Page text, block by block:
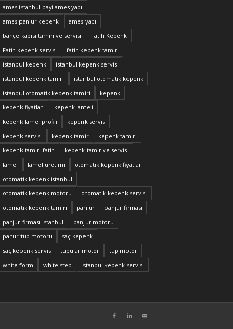
ames istanbul bayi ames yapı
ames panjur kepenk
ames yapı
bahçe kapısı tamiri ve servisi
Fatih Kepenk
Fatih kepenk servisi
fatih kepenk tamiri
istanbul kepenk
istanbul kepenk servis
istanbul kepenk tamiri
istanbul otomatik kepenk
istanbul otomatik kepenk tamiri
kepenk
kepenk fiyatları
kepenk lameli
kepenk lamel profili
kepenk servis
kepenk servisi
kepenk tamir
kepenk tamiri
kepenk tamiri fatih
kepenk tamir ve servisi
lamel
lamel üretimi
otomatik kepenk fiyatları
otomatik kepenk istanbul
otomatik kepenk motoru
otomatik kepenk servisi
otomatik kepenk tamiri
panjur
panjur firması
panjur firması istanbul
panjur motoru
panur tüp motoru
saç kepenk
saç kepenk servis
tubular motor
tüp motor
white form
white step İstanbul kepenk servisi